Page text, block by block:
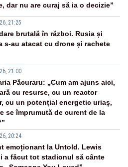
dar nu are curaj să ia o decizie”
21:25
brutală în război. Rusia și
s-au atacat cu drone și rachete
21:00
Păcuraru: „Cum am ajuns aici,
cu resurse, cu un reactor
cu un potențial energetic uriaș,
se împrumută de curent de la
20:24
emoționant la Untold. Lewis
a făcut tot stadionul să cânte